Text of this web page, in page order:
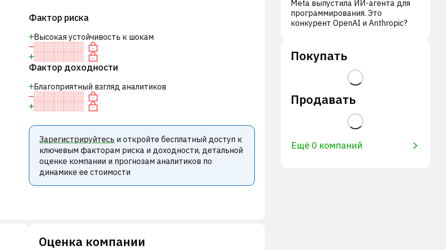
Фактор риска
Высокая устойчивость к шокам
Фактор доходности
Благоприятный взгляд аналитиков
Зарегистрируйтесь и откройте бесплатный доступ к
ключевым факторам риска и доходности, детальной
оценке компании и прогнозам аналитиков по
динамике ее стоимости
Оценка компании
Meta выпустила ИИ-агента для
программирования. Это
конкурент OpenAI и Anthropic?
Покупать
Продавать
Ещё 0 компаний